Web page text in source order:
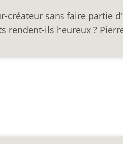
créateur sans faire partie
rendent-ils heureux ?